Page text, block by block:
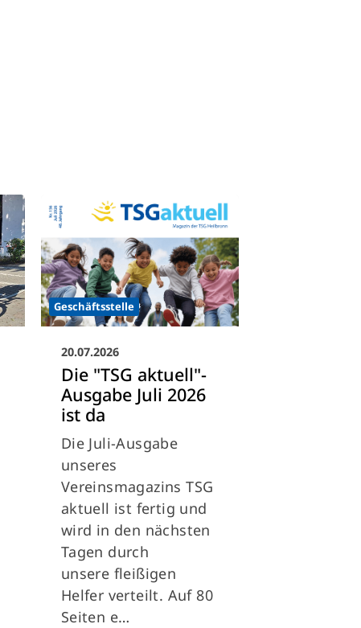
Geschäftsstelle
20.07.2026
Die "TSG aktuell"-
Ausgabe Juli 2026
ist da
Die Juli-Ausgabe
unseres
Vereinsmagazins TSG
aktuell ist fertig und
wird in den nächsten
Tagen durch
unsere fleißigen
Helfer verteilt. Auf 80
Seiten e…